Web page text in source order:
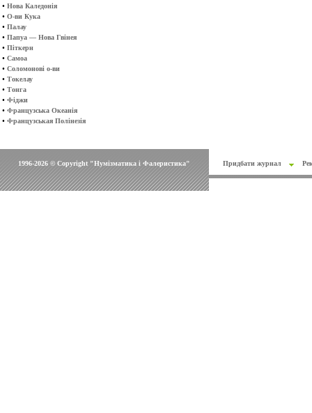
• Нова Каледонія
• О-ви Кука
• Палау
• Папуа — Нова Гвінея
• Піткерн
• Самоа
• Соломонові о-ви
• Токелау
• Тонга
• Фіджи
• Французська Океанія
• Французськая Полінезія
1996-2026 © Copyright "Нумізматика і Фалеристика" Придбати журнал